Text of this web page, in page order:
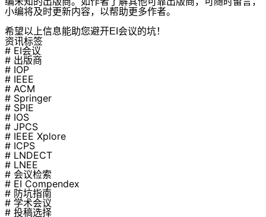
小编将及时更新内容，以帮助更多作者。
希望以上信息能助您避开EI会议的坑！
资讯标签
# EI会议
# 出版商
# IOP
# IEEE
# ACM
# Springer
# SPIE
# IOS
# JPCS
# IEEE Xplore
# ICPS
# LNDECT
# LNEE
# 会议检索
# EI Compendex
# 防坑指南
# 学术会议
# 投稿选择